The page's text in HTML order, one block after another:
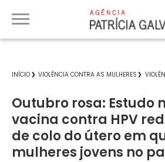
INÍCIO VIOLÊNCIA CONTRA AS MULHERES
Outubro rosa: Estudo
vacina contra HPV
de colo do útero em
mulheres jovens no